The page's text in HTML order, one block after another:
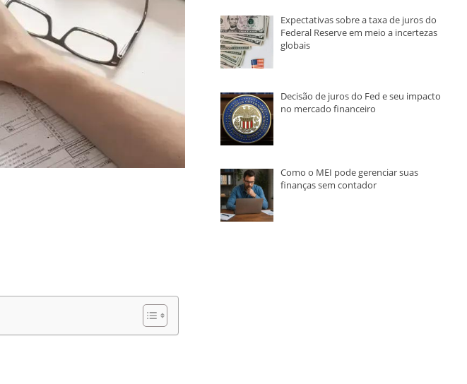
Expectativas sobre a taxa de juros do
Federal Reserve em meio a incertezas
globais
Decisão de juros do Fed e seu impacto
no mercado financeiro
Como o MEI pode gerenciar suas
finanças sem contador